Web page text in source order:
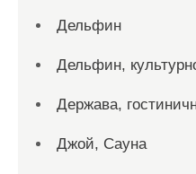
Дельфин
Дельфин,
Держава,
Джой, Сауна